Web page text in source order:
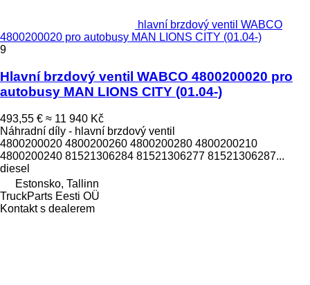
hlavní brzdový ventil WABCO
4800200020 pro autobusy MAN LIONS CITY (01.04-)
9
Hlavní brzdový ventil WABCO 4800200020 pro
autobusy MAN LIONS CITY (01.04-)
493,55 € ≈ 11 940 Kč
Náhradní díly - hlavní brzdový ventil
4800200020 4800200260 4800200280 4800200210
4800200240 81521306284 81521306277 81521306287...
diesel
Estonsko, Tallinn
TruckParts Eesti OÜ
Kontakt s dealerem